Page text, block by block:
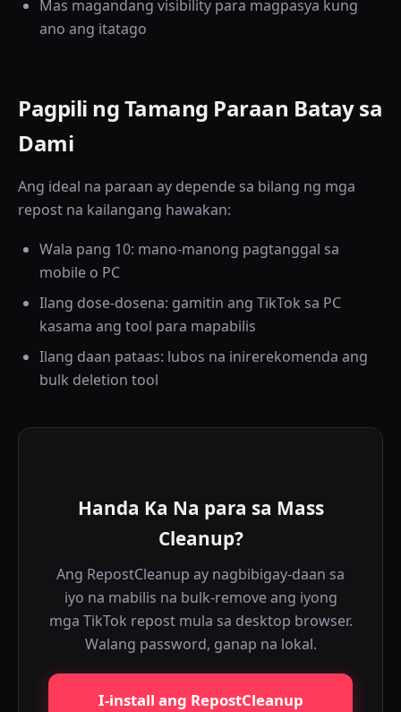
Mas magandang visibility para magpasya kung
ano ang itatago
Pagpili ng Tamang Paraan Batay sa
Dami
Ang ideal na paraan ay depende sa bilang ng mga
repost na kailangang hawakan:
Wala pang 10: mano-manong pagtanggal sa
mobile o PC
Ilang dose-dosena: gamitin ang TikTok sa PC
kasama ang tool para mapabilis
Ilang daan pataas: lubos na inirerekomenda ang
bulk deletion tool
Handa Ka Na para sa Mass
Cleanup?
Ang RepostCleanup ay nagbibigay-daan sa
iyo na mabilis na bulk-remove ang iyong
mga TikTok repost mula sa desktop browser.
Walang password, ganap na lokal.
I-install ang RepostCleanup